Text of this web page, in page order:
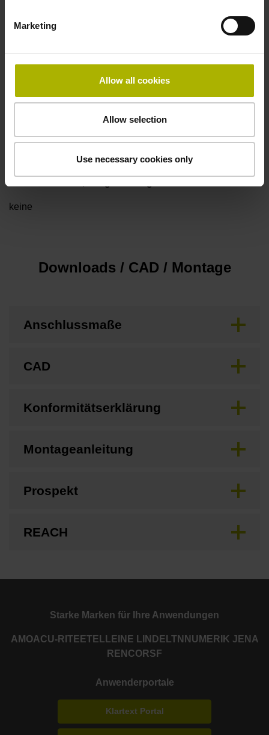
Marketing
Allow all cookies
Allow selection
Use necessary cookies only
Elektrischer Anschluss
Flanschdose, Stift, 14-polig
keine
Downloads / CAD / Montage
Anschlussmaße
CAD
Konformitätserklärung
Montageanleitung
Prospekt
REACH
Starke Marken für Ihre Anwendungen
AMOACU-RITE ETEL LEINE LINDE LTN NUMERIK JENA
RENCORSF
Anwenderportale
Klartext Portal